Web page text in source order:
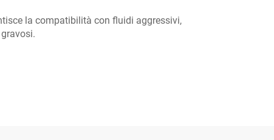
la compatibilità con fluidi aggressivi,